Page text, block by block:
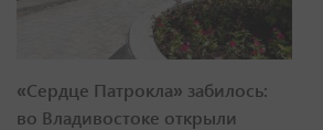
«Сердце Патрокла» забилось:
во Владивостоке открыли